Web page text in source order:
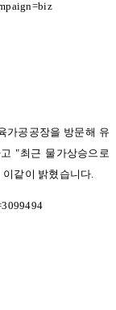
가공공장을 방문해 유
"최근 물가상승으로
이같이 밝혔습니다.